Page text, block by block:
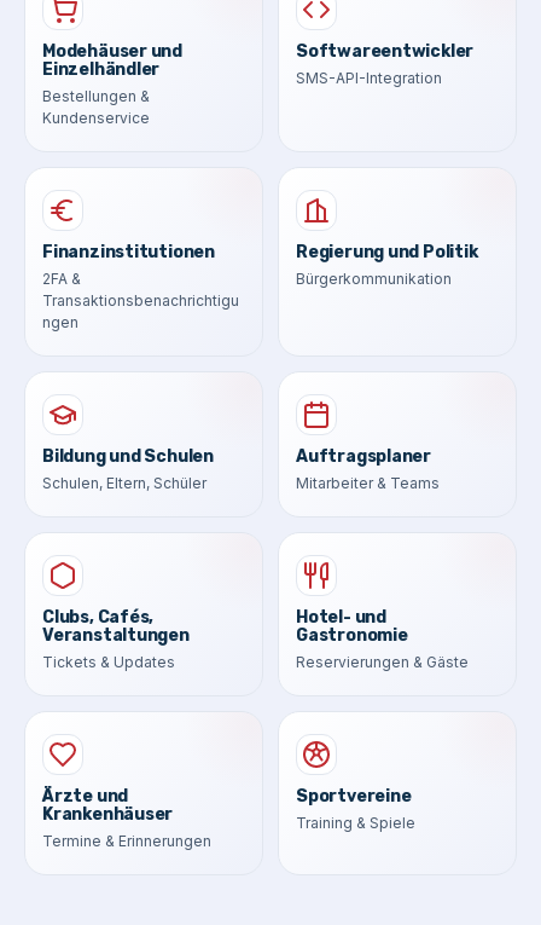
Modehäuser und
Einzelhändler
Bestellungen &
Kundenservice
Softwareentwickler
SMS-API-Integration
Finanzinstitutionen
2FA &
Transaktionsbenachrichtigu
ngen
Regierung und Politik
Bürgerkommunikation
Bildung und Schulen
Schulen, Eltern, Schüler
Auftragsplaner
Mitarbeiter & Teams
Clubs, Cafés,
Veranstaltungen
Tickets & Updates
Hotel- und
Gastronomie
Reservierungen & Gäste
Ärzte und
Krankenhäuser
Termine & Erinnerungen
Sportvereine
Training & Spiele